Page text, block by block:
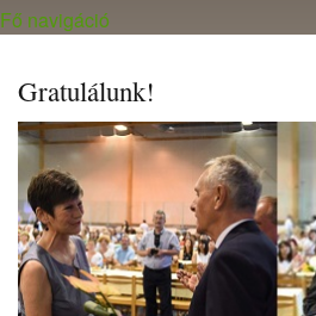
Fő navigáció
Gratulálunk!